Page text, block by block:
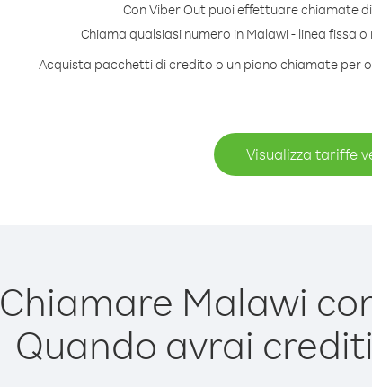
Con Viber Out puoi effettuare chiamate
Chiama qualsiasi numero in Malawi - linea fissa
Acquista pacchetti di credito o un piano chiamate per
Visualizza tariffe
Chiamare Malawi
Quando avrai